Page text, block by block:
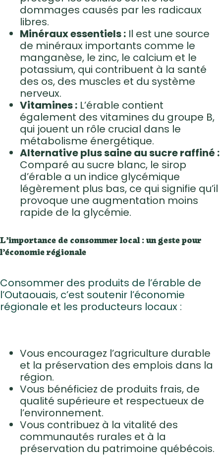
dommages causés par les radicaux
libres.
Minéraux essentiels : Il est une source
de minéraux importants comme le
manganèse, le zinc, le calcium et le
potassium, qui contribuent à la santé
des os, des muscles et du système
nerveux.
Vitamines : L’érable contient
également des vitamines du groupe B,
qui jouent un rôle crucial dans le
métabolisme énergétique.
Alternative plus saine au sucre raffiné :
Comparé au sucre blanc, le sirop
d’érable a un indice glycémique
légèrement plus bas, ce qui signifie qu’il
provoque une augmentation moins
rapide de la glycémie.
L’importance de consommer local : un geste pour
l’économie régionale
Consommer des produits de l’érable de
l’Outaouais, c’est soutenir l’économie
régionale et les producteurs locaux :
Vous encouragez l’agriculture durable
et la préservation des emplois dans la
région.
Vous bénéficiez de produits frais, de
qualité supérieure et respectueux de
l’environnement.
Vous contribuez à la vitalité des
communautés rurales et à la
préservation du patrimoine québécois.